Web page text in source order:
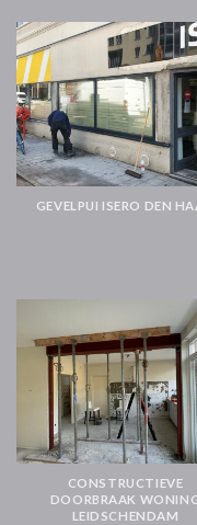
GEVELPUI ISERO DEN
CONSTRUCTIEVE
DOORBRAAK
LEIDSCHENDAM